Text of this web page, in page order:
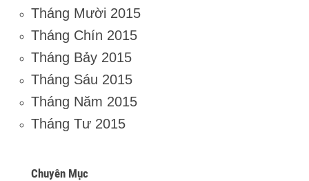
Tháng Mười 2015
Tháng Chín 2015
Tháng Bảy 2015
Tháng Sáu 2015
Tháng Năm 2015
Tháng Tư 2015
Chuyên Mục